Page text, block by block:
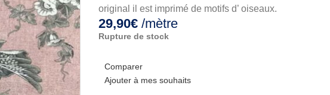
original il est imprimé de motifs d’ oiseaux.
29,90€ /mètre
Rupture de stock
Comparer
Ajouter à mes souhaits